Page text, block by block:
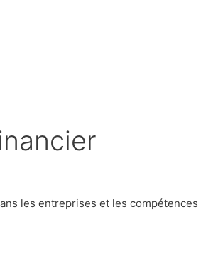
les entreprises et les compétences